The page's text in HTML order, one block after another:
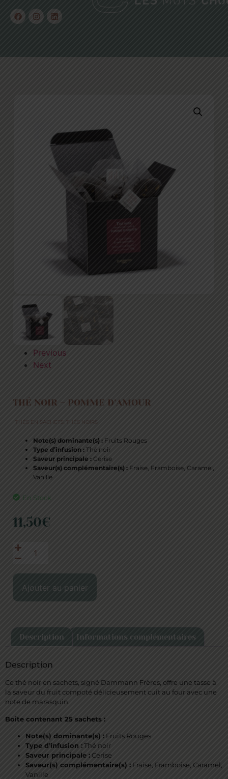
Previous
Next
THÉ NOIR – POMME D’AMOUR
THÉS EN SACHETS THÉS NOIRS
Note(s) dominante(s) : Fruits Rouges
Type d’infusion : Thé noir
Saveur principale : Cerise
Saveur(s) complémentaire(s) : Fraise, Framboise, Caramel,
Vanille
En Stock
11,50€
Ajouter au panier
Description Informations complémentaires
Description
Ce thé noir en sachets, signé Dammann Frères, offre une tasse à
la saveur du fruit compoté délicieusement cuit au four avec une
note de marasquin.
Boite contenant 25 sachets :
Note(s) dominante(s) : Fruits Rouges
Type d’infusion :Thé noir
Saveur principale :Cerise
Saveur(s) complémentaire(s) : Fraise, Framboise, Caramel,
Vanille